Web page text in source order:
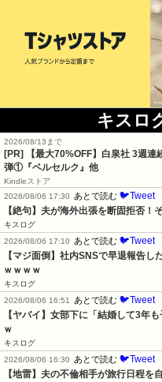
キスロ
2026/08/13まで
[PR] 【最大70%OFF】白泉社 3週連
弾①『ベルセルク』他
Kindleストア
2026/08/06 17:30
あとで読む 🐦Tweet
【絶句】夫が海外出張を断固拒否！
キスログ
2026/08/06 17:10
あとで読む 🐦Tweet
【マジ面倒】社内SNSで早退報告
ｗｗｗｗ
キスログ
2026/08/06 16:51
あとで読む 🐦Tweet
【ヤバイ】女部下に「結婚して3年
ｗ
キスログ
2026/08/06 16:30
あとで読む 🐦Tweet
【地雷】夫の不倫相手が旅行日程を